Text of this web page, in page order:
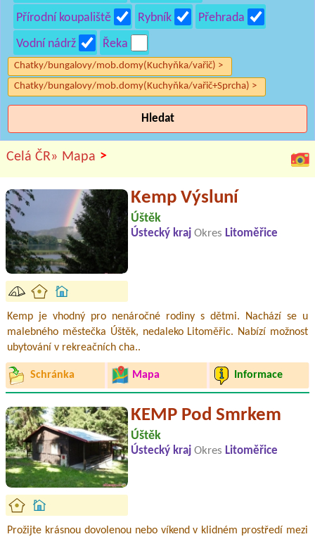
Přírodní koupaliště
Rybník
Přehrada
Vodní nádrž
Řeka
Chatky/bungalovy/mob.domy(Kuchyňka/vařič) >
Chatky/bungalovy/mob.domy(Kuchyňka/vařič+Sprcha) >
Hledat
Celá ČR» Mapa >
Kemp Výsluní
Úštěk
Ústecký kraj Okres Litoměřice
Kemp je vhodný pro nenáročné rodiny s dětmi. Nachází se u
malebného městečka Úštěk, nedaleko Litoměřic. Nabízí možnost
ubytování v rekreačních cha..
Schránka Mapa Informace
KEMP Pod Smrkem
Úštěk
Ústecký kraj Okres Litoměřice
Prožijte krásnou dovolenou nebo víkend v klidném prostředí mezi